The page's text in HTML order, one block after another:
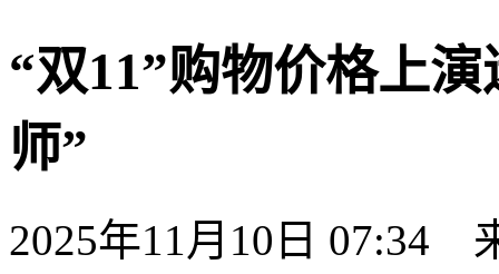
“双11”购物价格上
师”
2025年11月10日 07:34